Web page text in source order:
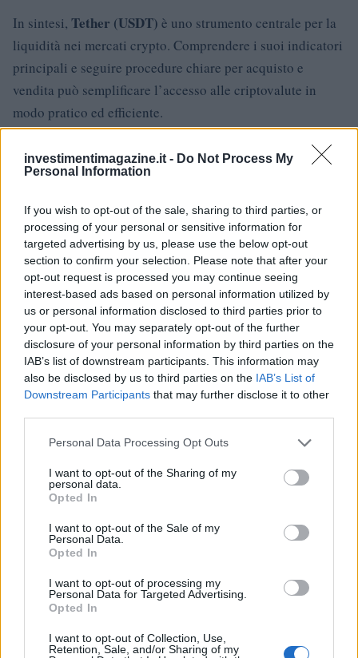
investimentimagazine.it - Do Not Process My
Personal Information
If you wish to opt-out of the sale, sharing to third parties, or
processing of your personal or sensitive information for
targeted advertising by us, please use the below opt-out
section to confirm your selection. Please note that after your
opt-out request is processed you may continue seeing
interest-based ads based on personal information utilized by
us or personal information disclosed to third parties prior to
your opt-out. You may separately opt-out of the further
disclosure of your personal information by third parties on the
IAB’s list of downstream participants. This information may
also be disclosed by us to third parties on the IAB’s List of
Downstream Participants that may further disclose it to other
Please note that this website/app uses one or more Google
not limited to your visit or usage behaviour. You may click to
grant or deny consent to Google and its third-party tags to
use your data for below specified purposes in below Google
consent section.
Personal Data Processing Opt Outs
I want to opt-out of the Sharing of my
personal data.
Opted In
I want to opt-out of the Sale of my
Personal Data.
Opted In
I want to opt-out of processing my
Personal Data for Targeted Advertising.
Opted In
I want to opt-out of Collection, Use,
Retention, Sale, and/or Sharing of my
In sintesi, Tether (USDT) è uno strumento centrale per la
liquidità nei mercati crypto. Comprendere i suoi indicatori
principali e seguire procedure chiare per acquisto e
vendita può semplificare l’accesso alle criptovalute in
modo pratico ed efficiente.
AUTORE
Edoardo Vitali ha coordinato la copertura della
ristrutturazione del mercato ittico di Palermo,
sostenendo la linea editoriale sulla trasparenza
fiscale. Capo redattore economia, porta in
redazione un tratto pragmatico e un dettaglio
personale: conserva ancora taccuini degli